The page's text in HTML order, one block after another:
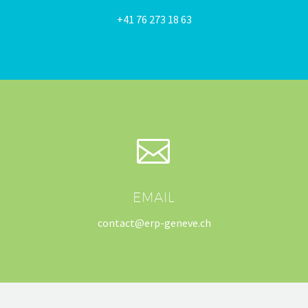
+41 76 273 18 63


EMAIL
contact@erp-geneve.ch